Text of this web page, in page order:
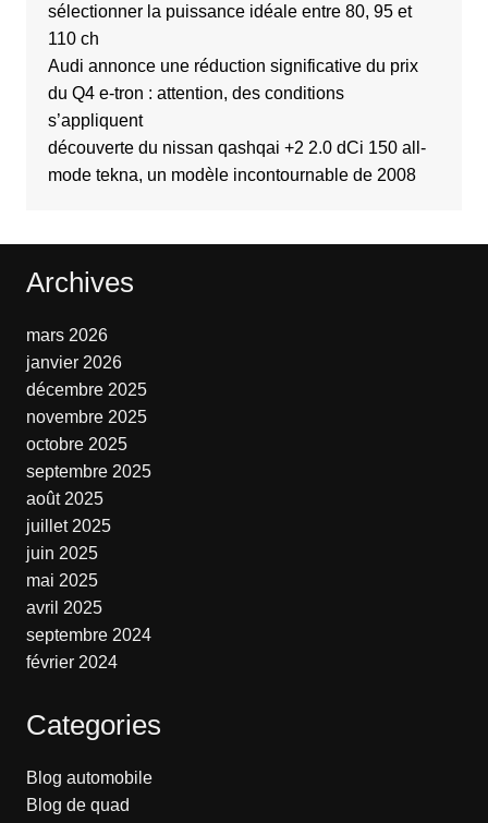
sélectionner la puissance idéale entre 80, 95 et
110 ch
Audi annonce une réduction significative du prix
du Q4 e-tron : attention, des conditions
s’appliquent
découverte du nissan qashqai +2 2.0 dCi 150 all-
mode tekna, un modèle incontournable de 2008
Archives
mars 2026
janvier 2026
décembre 2025
novembre 2025
octobre 2025
septembre 2025
août 2025
juillet 2025
juin 2025
mai 2025
avril 2025
septembre 2024
février 2024
Categories
Blog automobile
Blog de quad